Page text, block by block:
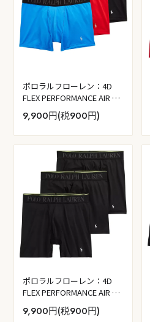
ポロラルフローレン：4D
FLEX PERFORMANCE AIR ボ
クサーブリーフ 3PK (コルビ
ーブルー／ポロブラック／
9,900円(税900円)
ポロラルフローレン：4D
FLEX PERFORMANCE AIR ボ
クサーブリーフ 3PK (ポロブ
ラック)
9,900円(税900円)